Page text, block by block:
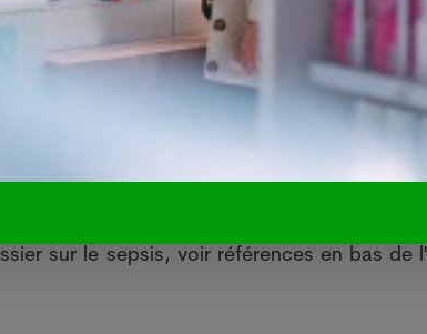
environ 500’000 décès. Dans une
de référence) publiée en avril 2017, le
année environ 2 millions de cas de sepsis
selon John McDonough, environ
du cancer proprement dit mais d’un sepsis.
dx.doi.org/10.1016/S2352-
sur le sepsis, voir références en bas de